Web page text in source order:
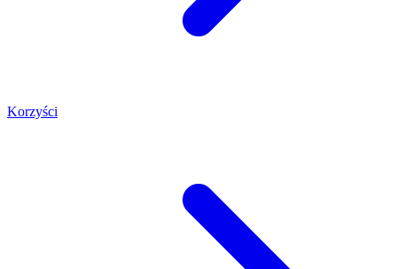
Korzyści